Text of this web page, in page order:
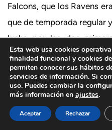
Falcons, que los Ravens
que de temporada regular
lucha por las dos
mismo, dos semanas
división y llevan un 2-3
pueden acordar mucho a
llegando a
Esta web usa cookies
finalidad funcional y cookies
permiten conocer sus hábitos
servicios de información. Si
uso. Puedes cambiar la
más información en ajustes.
Aceptar Rechazar